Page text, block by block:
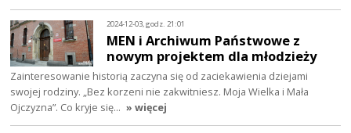
2024-12-03, godz. 21:01
MEN i Archiwum Państwowe z
nowym projektem dla młodzieży
Zainteresowanie historią zaczyna się od zaciekawienia dziejami
swojej rodziny. „Bez korzeni nie zakwitniesz. Moja Wielka i Mała
Ojczyzna”. Co kryje się… » więcej